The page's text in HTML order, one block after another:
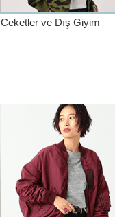
Ceketler ve Dış Giyim